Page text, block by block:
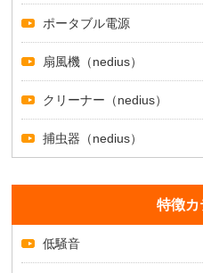
ポータブル電源
扇風機（nedius）
クリーナー（nedius）
捕虫器（nedius）
特徴カ
低騒音